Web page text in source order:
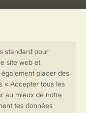
sécurisées